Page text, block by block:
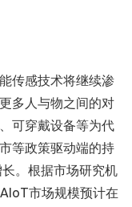
传感技术将继续渗
多人与物之间的对
可穿戴设备等为代
等政策驱动端的持
。根据市场研究机
市场规模预计在